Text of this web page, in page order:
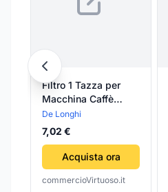
Filtro 1 Tazza per
Macchina Caffè
Dedica EC885,
Dedica Duo EC890,
Maestro EC900,
EC950
De Longhi
7,02 €
Acquista ora
commercioVirtuoso.it